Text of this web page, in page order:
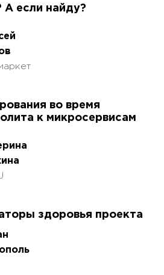
А если найду?
во время
к микросервисам
здоровья проекта